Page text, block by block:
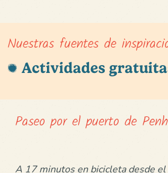
Nuestras fuentes de
Actividades
Paseo por el puerto de
A 17 minutos en bicicleta desde el